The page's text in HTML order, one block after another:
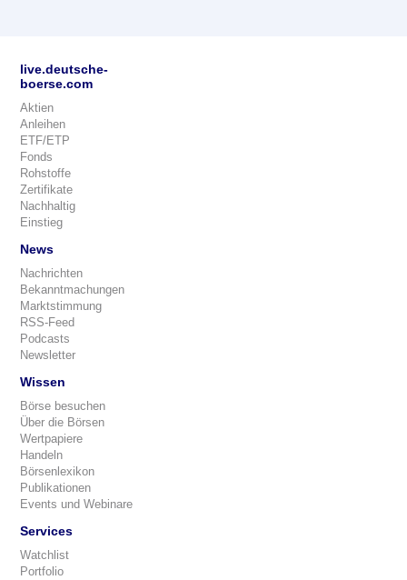
live.deutsche-
boerse.com
Aktien
Anleihen
ETF/ETP
Fonds
Rohstoffe
Zertifikate
Nachhaltig
Einstieg
News
Nachrichten
Bekanntmachungen
Marktstimmung
RSS-Feed
Podcasts
Newsletter
Wissen
Börse besuchen
Über die Börsen
Wertpapiere
Handeln
Börsenlexikon
Publikationen
Events und Webinare
Services
Watchlist
Portfolio